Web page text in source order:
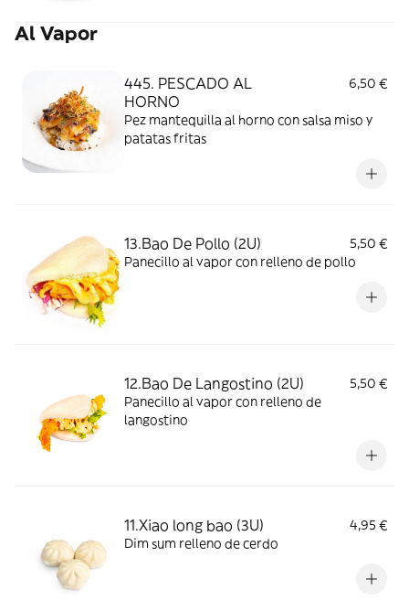
Al Vapor
445. PESCADO AL
HORNO
6,50 €
Pez mantequilla al horno con salsa miso y
patatas fritas
13.Bao De Pollo (2U)
5,50 €
Panecillo al vapor con relleno de pollo
12.Bao De Langostino (2U)
5,50 €
Panecillo al vapor con relleno de
langostino
11.Xiao long bao (3U)
4,95 €
Dim sum relleno de cerdo